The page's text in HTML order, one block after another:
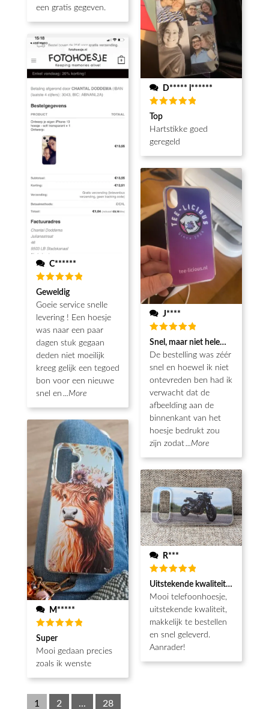
een gratis gegeven.
C******
Waardering
5uit 5
Geweldig
Goeie service snelle
levering ! Een hoesje
was naar een paar
dagen stuk gegaan
deden niet moeilijk
kreeg gelijk een tegoed
bon voor een nieuwe
snel en ...More
M*****
Waardering
5 uit 5
Super
Mooi gedaan precies
zoals ik wenste
D***** l******
Waardering
5 uit 5
Top
Hartstikke goed
geregeld
J****
Waardering
5uit 5
Snel, maar niet helemaal als
De bestelling was zéér
snel en hoewel ik niet
ontevreden ben had ik
verwacht dat de
afbeelding aan de
binnenkant van het
hoesje bedrukt zou
zijn zodat ...More
R***
Waardering
5uit 5
Uitstekende kwaliteit, snel
Mooi telefoonhoesje,
uitstekende kwaliteit,
makkelijk te bestellen
en snel geleverd.
Aanrader!
1 2 ... 28